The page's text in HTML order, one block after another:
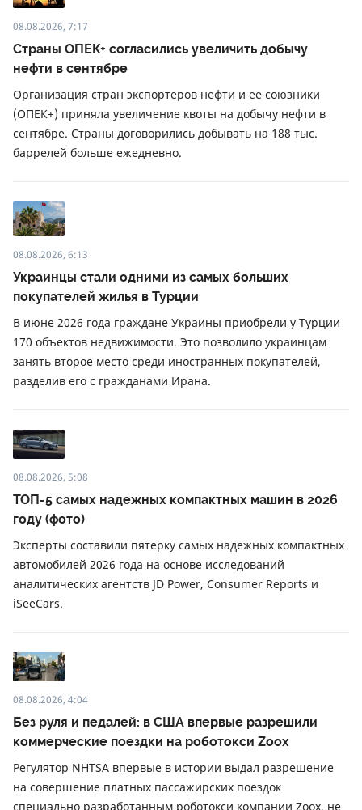
08.08.2026, 7:17
Страны ОПЕК+ согласились увеличить добычу
нефти в сентябре
Организация стран экспортеров нефти и ее союзники
(ОПЕК+) приняла увеличение квоты на добычу нефти в
сентябре. Страны договорились добывать на 188 тыс.
баррелей больше ежедневно.
08.08.2026, 6:13
Украинцы стали одними из самых больших
покупателей жилья в Турции
В июне 2026 года граждане Украины приобрели у Турции
170 объектов недвижимости. Это позволило украинцам
занять второе место среди иностранных покупателей,
разделив его с гражданами Ирана.
08.08.2026, 5:08
ТОП-5 самых надежных компактных машин в 2026
году (фото)
Эксперты составили пятерку самых надежных компактных
автомобилей 2026 года на основе исследований
аналитических агентств JD Power, Consumer Reports и
iSeeCars.
08.08.2026, 4:04
Без руля и педалей: в США впервые разрешили
коммерческие поездки на роботокси Zoox
Регулятор NHTSA впервые в истории выдал разрешение
на совершение платных пассажирских поездок
специально разработанным роботокси компании Zoox, не